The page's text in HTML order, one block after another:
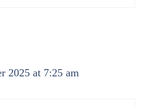
2025 at 7:25 am